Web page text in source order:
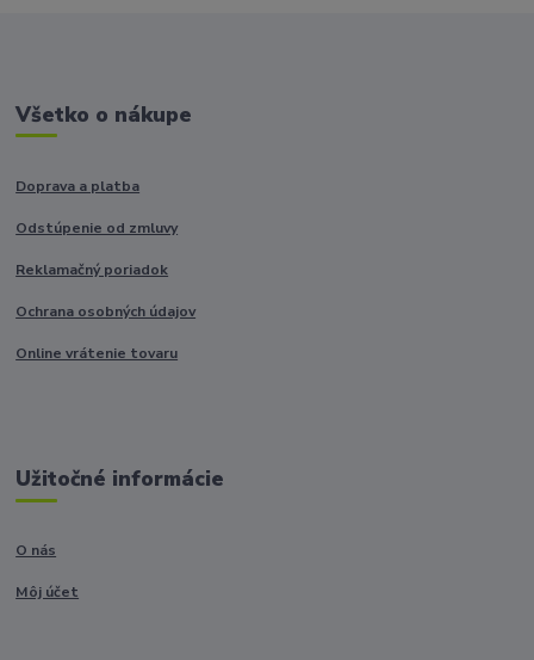
Všetko o nákupe
Doprava a platba
Odstúpenie od zmluvy
Reklamačný poriadok
Ochrana osobných údajov
Online vrátenie tovaru
Užitočné informácie
O nás
Môj účet